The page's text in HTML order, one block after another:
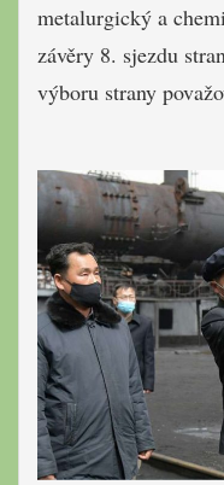
metalurgický a
závěry 8. sjezdu
výboru strany